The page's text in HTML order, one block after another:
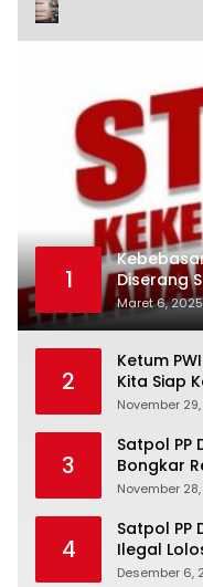
1
Diserang
Terlarang
Maret 6, 2025
2
Ketum
Kita Siap
Desember
November
3
Satpol PP
Bongkar
November
4
Satpol PP
Ilegal
Desember 6,